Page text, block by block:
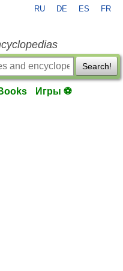
RU DE ES FR
Search!
Игры ⚽